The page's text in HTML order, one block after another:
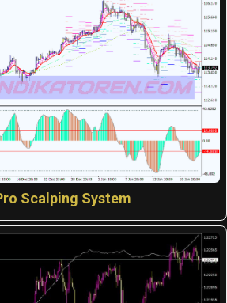
Scalping System